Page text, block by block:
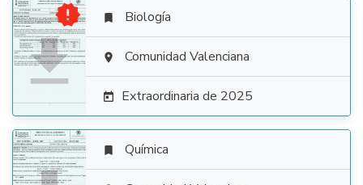

  Biología
 Comunidad Valenciana
 Extraordinaria de 2025
 Química